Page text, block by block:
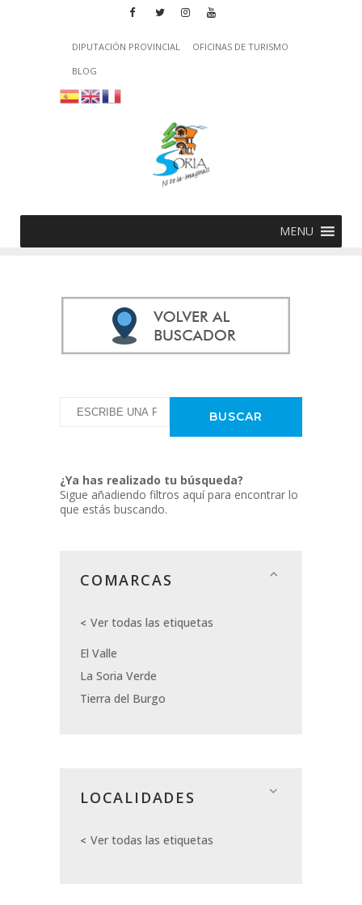
DIPUTACIÓN PROVINCIAL
OFICINAS DE TURISMO
BLOG
MENU
¿Ya has realizado tu búsqueda?
Sigue añadiendo filtros aquí para encontrar lo
que estás buscando.
COMARCAS
Ver todas las etiquetas
El Valle
La Soria Verde
Tierra del Burgo
LOCALIDADES
Ver todas las etiquetas